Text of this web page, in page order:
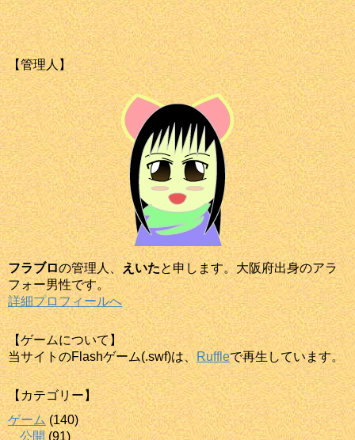
【管理人】
フラブロの管理人、 えいたと申します。大阪府出身のアラ
フォー男性です。
詳細プロフィールへ
【ゲームについて】
当サイトのFlashゲーム(.swf)は、 Ruffleで再生しています。
【カテゴリー】
ゲーム (140)
公開 (91)